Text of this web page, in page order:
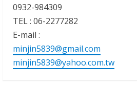
0932-984309
TEL : 06-2277282
E-mail :
minjin5839@gmail.com
minjin5839@yahoo.com.tw